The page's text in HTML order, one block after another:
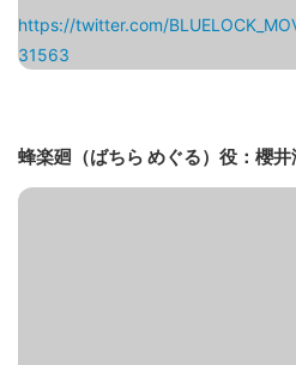
https://twitter.com/
31563
蜂楽廻（ばちら めぐる）役：櫻井